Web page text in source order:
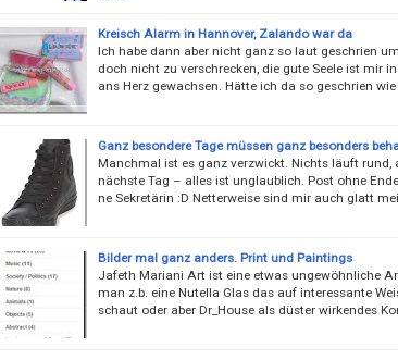
Kreisch Alarm in Hannover, Zalando war da
Ich habe dann aber nicht ganz so laut geschrien
doch nicht zu verschrecken, die gute Seele ist mir
ans Herz gewachsen. Hätte ich da so geschrien wie
Ganz besondere Tage müssen ganz besonders
Manchmal ist es ganz verzwickt. Nichts läuft rund,
nächste Tag – alles ist unglaublich. Post ohne
ne Sekretärin :D Netterweise sind mir auch glatt
Bilder mal ganz anders. Print und Paintings
Jafeth Mariani Art ist eine etwas ungewöhnliche
man z.b. eine Nutella Glas das auf interessante
schaut oder aber Dr_House als düster wirkendes